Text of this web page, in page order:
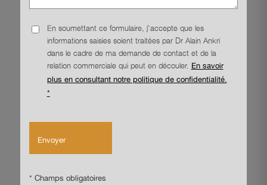
En soumettant ce formulaire, j'accepte que les
informations saisies soient traitées par Dr Alain Ankri
dans le cadre de ma demande de contact et de la
relation commerciale qui peut en découler. En savoir
plus en consultant notre politique de confidentialité.
*
* Champs obligatoires